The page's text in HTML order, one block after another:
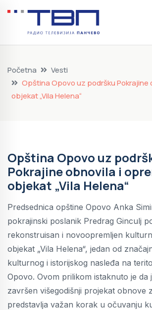
Početna
Vesti
Opština Opovo uz podršku Pokrajine
objekat „Vila Helena“
Opština Opovo uz
Pokrajine obnovila i
objekat „Vila Helena“
Predsednica opštine Opovo Anka
pokrajinski poslanik Predrag Ginculj
rekonstruisan i novoopremljen
objekat „Vila Helena“, jedan od
kulturnog i istorijskog nasleđa na
Opovo. Ovom prilikom istaknuto je da
završen višegodišnji projekat obnove
predstavlja važan korak u očuvanju